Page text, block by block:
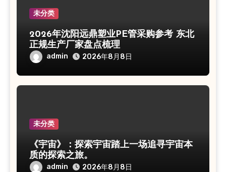
未分类
2026年沈阳远鼎塑业PE管采购参考 东北
正规生产厂家盘点梳理
admin 2026年8月8日
未分类
《宇宙》：探索宇宙踏上一场追寻宇宙本
质的探索之旅。
admin 2026年8月8日